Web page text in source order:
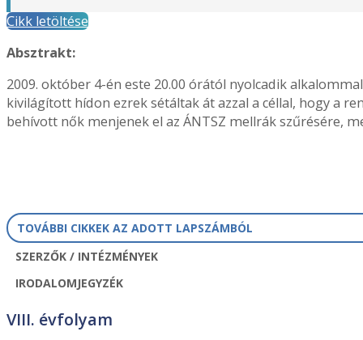
Cikk letöltése
Absztrakt:
2009. október 4-én este 20.00 órától nyolcadik
kivilágított hídon ezrek sétáltak át azzal a céllal, hogy a
behívott nők menjenek el az ÁNTSZ mellrák szűrésére,
TOVÁBBI CIKKEK AZ ADOTT LAPSZÁMBÓL
SZERZŐK / INTÉZMÉNYEK
IRODALOMJEGYZÉK
VIII. évfolyam